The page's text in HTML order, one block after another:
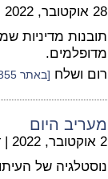
28 אוקטובר, 2022
תובנות מדיניות
מדופלמים.
רום ושלח [באתר 355]
מעריב היום
2 אוקטובר, 2022 |
נוסטלגיה של